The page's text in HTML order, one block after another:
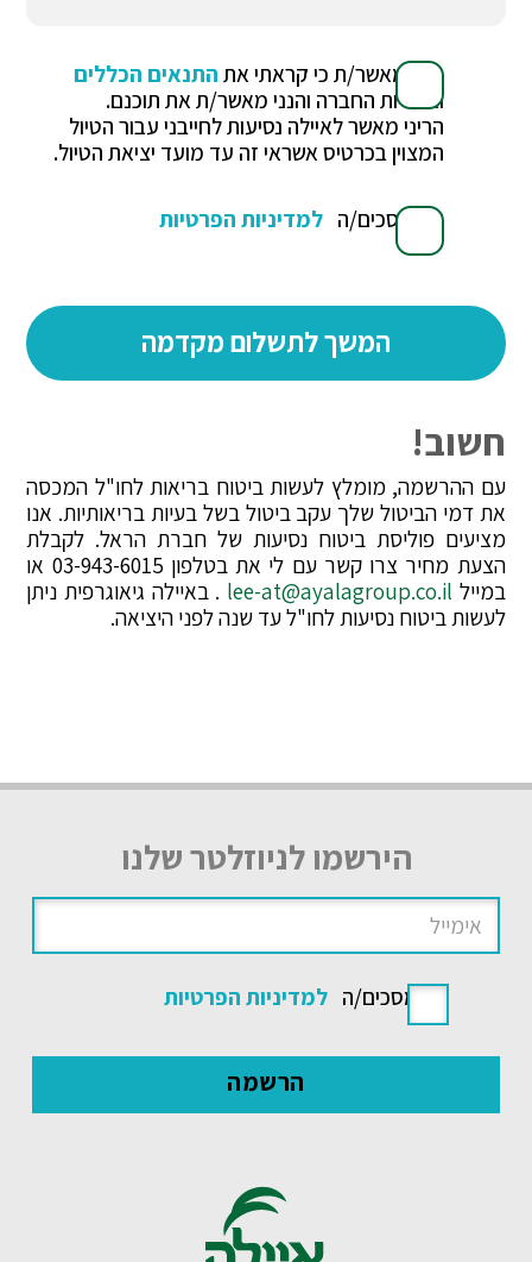
הנני מאשר/ת כי קראתי את התנאים הכללים
ואחריות החברה והנני מאשר/ת את תוכנם.
הריני מאשר לאיילה נסיעות לחייבני עבור הטיול
המצוין בכרטיס אשראי זה עד מועד יציאת הטיול.
אני מסכים/ה למדיניות הפרטיות
חשוב!
עם ההרשמה, מומלץ לעשות ביטוח בריאות לחו"ל המכסה
את דמי הביטול שלך עקב ביטול בשל בעיות בריאותיות. אנו
מציעים פוליסת ביטוח נסיעות של חברת הראל. לקבלת
הצעת מחיר צרו קשר עם לי את בטלפון 03-943-6015 או
במייל lee-at@ayalagroup.co.il . באיילה גיאוגרפית ניתן
לעשות ביטוח נסיעות לחו"ל עד שנה לפני היציאה.
הירשמו לניוזלטר שלנו
אני מסכים/ה למדיניות הפרטיות